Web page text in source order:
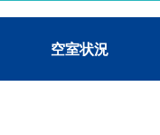
空室状況